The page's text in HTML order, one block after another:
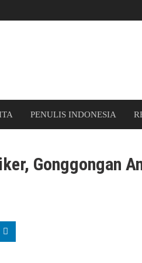
PENULIS INDONESIA
Gonggongan